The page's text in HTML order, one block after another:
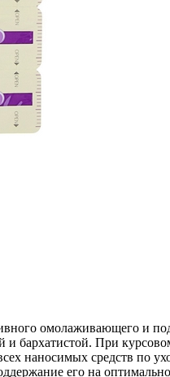
омолаживающего и
бархатистой. При
наносимых средств по
его на